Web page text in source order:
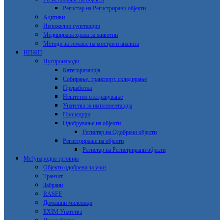
Регистар на Регистрирани објекти
Адитиви
Непожелни супстанции
Медицирана храна за животни
Методи за земање на мостри и анализа
НПЖП
Нуспроизводи
Категоризација
Собирање, транспорт, складирање
Преработка
Нештетно отстранување
Упатства за имплементација
Процедури
Одобрување на објекти
Регистар на Одобрени објекти
Регистрирање на објекти
Регистар на Регистрирани објекти
Меѓународна трговија
Објекти одобрени за увоз
Транзит
Забрани
RASFF
Домашни миленици
EXIM Упатства